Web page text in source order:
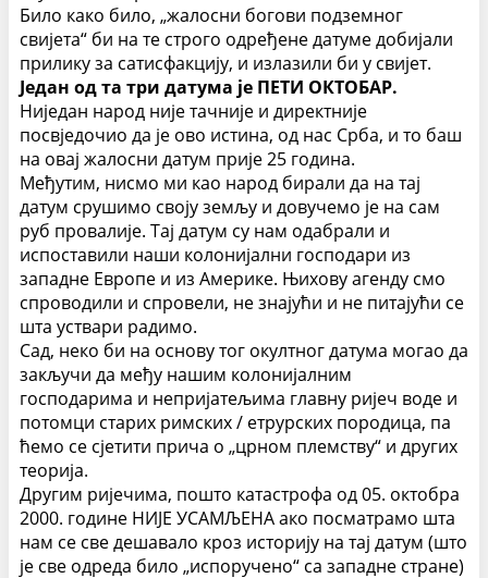
Било како било, „жалосни богови подземног
свијета“ би на те строго одређене датуме добијали
прилику за сатисфакцију, и излазили би у свијет.
Један од та три датума је ПЕТИ ОКТОБАР.
Ниједан народ није тачније и директније
посвједочио да је ово истина, од нас Срба, и то баш
на овај жалосни датум прије 25 година.
Међутим, нисмо ми као народ бирали да на тај
датум срушимо своју земљу и довучемо је на сам
руб провалије. Тај датум су нам одабрали и
испоставили наши колонијални господари из
западне Европе и из Америке. Њихову агенду смо
спроводили и спровели, не знајући и не питајући се
шта уствари радимо.
Сад, неко би на основу тог окултног датума могао да
закључи да међу нашим колонијалним
господарима и непријатељима главну ријеч воде и
потомци старих римских / етрурских породица, па
ћемо се сјетити прича о „црном племству“ и других
теорија.
Другим ријечима, пошто катастрофа од 05. октобра
2000. године НИЈЕ УСАМЉЕНА ако посматрамо шта
нам се све дешавало кроз историју на тај датум (што
је све одреда било „испоручено“ са западне стране)